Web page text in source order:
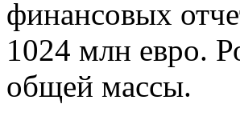
финансовых
1024 млн евро.
общей массы.